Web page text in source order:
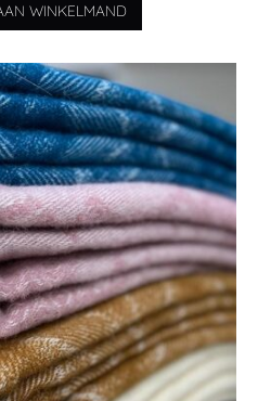
WINKELMAND